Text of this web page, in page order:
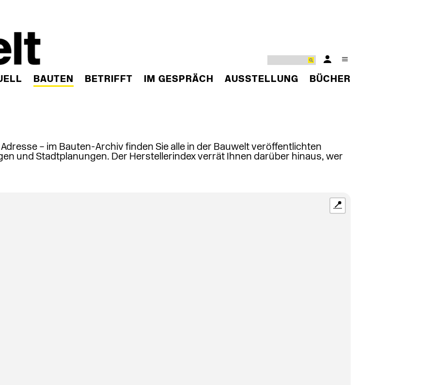
BAUTEN BETRIFFT IM GESPRÄCH AUSSTELLUNG BÜCHER
– im Bauten-Archiv finden Sie alle in der Bauwelt veröffentlichten
und Stadtplanungen. Der Herstellerindex verrät Ihnen darüber hinaus, wer
📍